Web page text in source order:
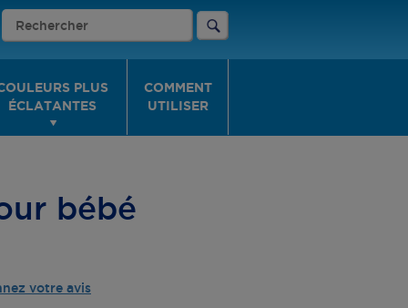
PLUS
ÉCLATANTES
COMMENT
UTILISER
bébé
votre avis